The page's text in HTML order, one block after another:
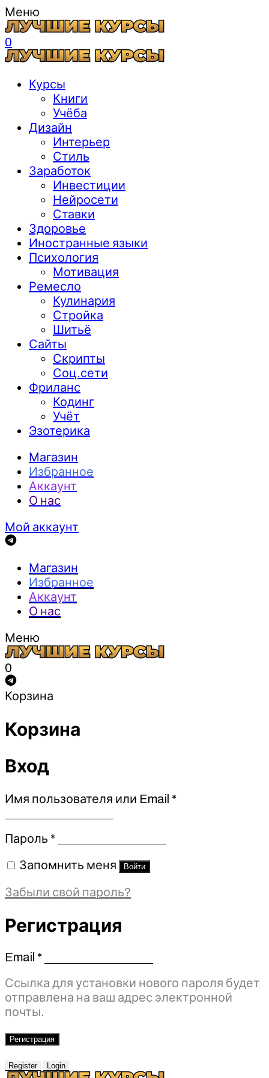
Меню
0
Курсы
Книги
Учёба
Дизайн
Интерьер
Стиль
Заработок
Инвестиции
Нейросети
Ставки
Здоровье
Иностранные языки
Психология
Мотивация
Ремесло
Кулинария
Стройка
Шитьё
Сайты
Скрипты
Соц.сети
Фриланс
Кодинг
Учёт
Эзотерика
Магазин
Избранное
Аккаунт
О нас
Мой аккаунт
Магазин
Избранное
Аккаунт
О нас
Меню
0
Корзина
Корзина
Вход
Имя пользователя или Email *Обязательно
Пароль *Обязательно
Запомнить меня Войти
Забыли свой пароль?
Регистрация
Email *Обязательно
Ссылка для установки нового пароля будет
отправлена ​​на ваш адрес электронной
почты.
Регистрация
Register Login